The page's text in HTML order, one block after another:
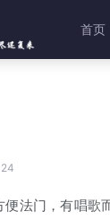
首页
24
门，有唱歌而